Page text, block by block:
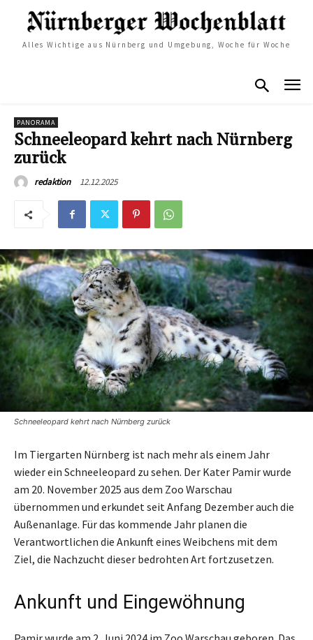
Alles Wichtige aus Nürnberg und Umgebung, Woche für Woche
PANORAMA
Schneeleopard kehrt nach Nürnberg
zurück
redaktion 12.12.2025
Schneeleopard kehrt nach Nürnberg zurück
Im Tiergarten Nürnberg ist nach mehr als einem Jahr
wieder ein Schneeleopard zu sehen. Der Kater Pamir wurde
am 20. November 2025 aus dem Zoo Warschau
übernommen und erkundet seit Anfang Dezember auch die
Außenanlage. Für das kommende Jahr planen die
Verantwortlichen die Ankunft eines Weibchens mit dem
Ziel, die Nachzucht dieser bedrohten Art fortzusetzen.
Ankunft und Eingewöhnung